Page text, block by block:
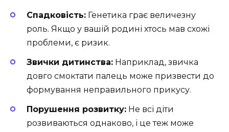
Спадковість: Генетика грає величезну
роль. Якщо у вашій родині хтось мав схожі
проблеми, є ризик.
Звички дитинства: Наприклад, звичка
довго смоктати палець може призвести до
формування неправильного прикусу.
Порушення розвитку: Не всі діти
розвиваються однаково, і це теж може